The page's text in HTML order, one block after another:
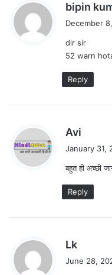
bipin
December
dir sir
52 warn
Reply
Avi
s
:
January 31,
बहुत ही अच्छी
Reply
Lk
June 28,